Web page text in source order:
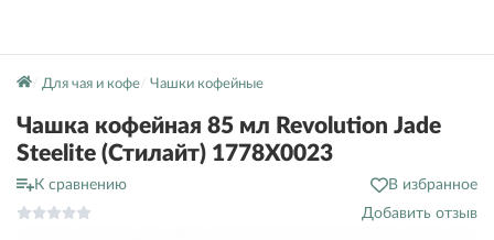
Для чая и кофе Чашки кофейные
Чашка кофейная 85 мл Revolution Jade
Steelite (Стилайт) 1778X0023
К сравнению
В избранное
Добавить отзыв